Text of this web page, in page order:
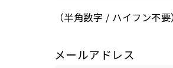
（半角数字 / ハイフン不要
メールアドレス